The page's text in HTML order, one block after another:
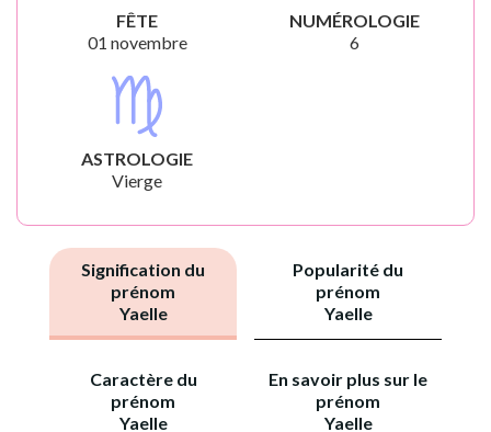
FÊTE
01 novembre
NUMÉROLOGIE
6
ASTROLOGIE
Vierge
Signification du
prénom
Yaelle
Popularité du
prénom
Yaelle
Caractère du
prénom
Yaelle
En savoir plus sur le
prénom
Yaelle